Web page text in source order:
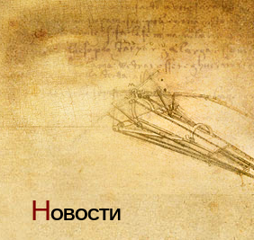
НОВОСТИ